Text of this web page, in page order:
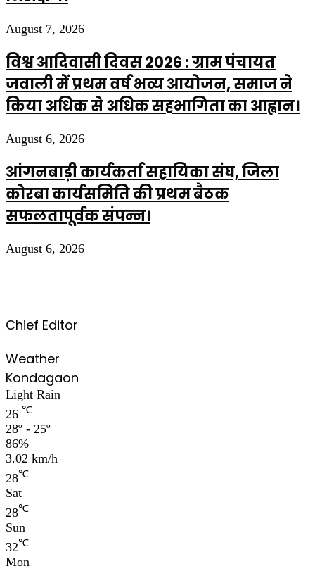
August 7, 2026
विश्व आदिवासी दिवस 2026 : ग्राम पंचायत
जवाली में प्रथम वर्ष भव्य आयोजन, समाज ने
किया अधिक से अधिक सहभागिता का आह्वान।
August 6, 2026
आंगनबाड़ी कार्यकर्ता सहायिका संघ, जिला
कोरबा कार्यसमिति की प्रथम बैठक
सफलतापूर्वक संपन्न।
August 6, 2026
Chief Editor
Weather
Kondagaon
Light Rain
26 ℃
28º - 25º
86%
3.02 km/h
28℃
Sat
28℃
Sun
32℃
Mon